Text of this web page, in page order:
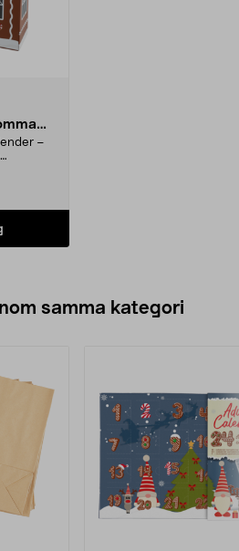
–
samma kategori